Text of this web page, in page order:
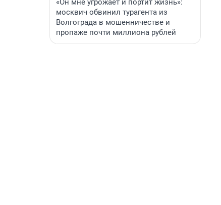
«Он мне угрожает и портит жизнь»:
москвич обвинил турагента из
Волгограда в мошенничестве и
пропаже почти миллиона рублей